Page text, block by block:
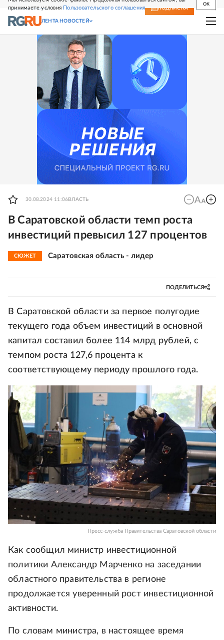
принимаете условия Пользовательского соглашения
OK
СВЕЖИЙ НОМЕР ПОДПИСКА
ЛЕНТА НОВОСТЕЙ
30.08.2024 11:06 ВЛАСТЬ
В Саратовской области темп роста
инвестиций превысил 127 процентов
СЮЖЕТ Саратовская область - лидер
ПОДЕЛИТЬСЯ
В Саратовской области за первое полугодие
текущего года объем инвестиций в основной
капитал составил более 114 млрд рублей, с
темпом роста 127,6 процента к
соответствующему периоду прошлого года.
Пресс-служба Правительства Саратовской области
Как сообщил министр инвестиционной
политики Александр Марченко на заседании
областного правительства в регионе
продолжается уверенный рост инвестиционной
активности.
По словам министра, в настоящее время